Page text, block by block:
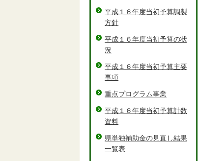
平成１６年度当初予算調製
方針
平成１６年度当初予算の状
況
平成１６年度当初予算主要
事項
重点プログラム事業
平成１６年度当初予算計数
資料
県単独補助金の見直し結果
一覧表